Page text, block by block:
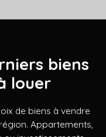
biens
louer
de biens à vendre
Appartements,